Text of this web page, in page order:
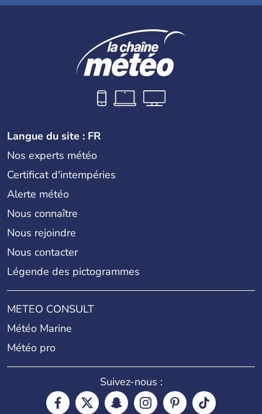
Langue du site : FR
Nos experts météo
Certificat d'intempéries
Alerte météo
Nous connaître
Nous rejoindre
Nous contacter
Légende des pictogrammes
METEO CONSULT
Météo Marine
Météo pro
Suivez-nous :